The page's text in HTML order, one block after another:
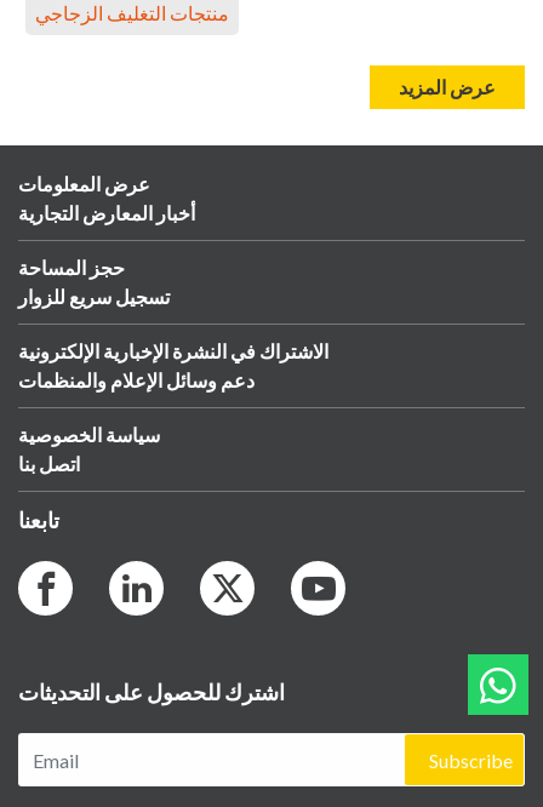
منتجات التغليف الزجاجي
عرض المزيد
عرض المعلومات
أخبار المعارض التجارية
حجز المساحة
تسجيل سريع للزوار
الاشتراك في النشرة الإخبارية الإلكترونية
دعم وسائل الإعلام والمنظمات
سياسة الخصوصية
اتصل بنا
تابعنا
اشترك للحصول على التحديثات
Subscribe